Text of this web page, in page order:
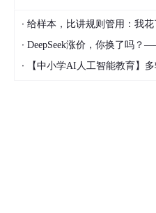
· 给样本，比讲规则管用：我花了 20 多天，把
· DeepSeek涨价，你换了吗？——AI
· 【中小学AI人工智能教育】